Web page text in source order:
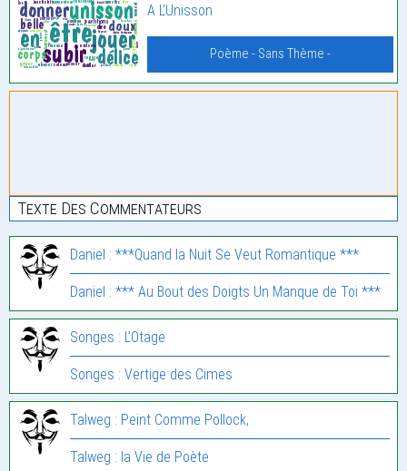
A L’Unisson
Poème - Sans Thème -
Texte Des Commentateurs
Daniel : ***Quand la Nuit Se Veut Romantique ***
Daniel : *** Au Bout des Doigts Un Manque de Toi ***
Songes : L’Otage
Songes : Vertige des Cimes
Talweg : Peint Comme Pollock,
Talweg : la Vie de Poète